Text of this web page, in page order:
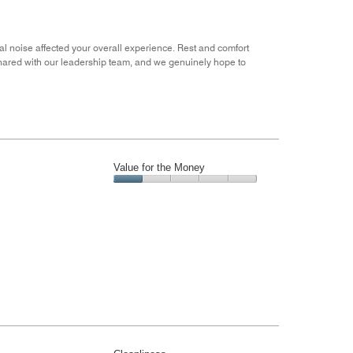
noise affected your overall experience. Rest and comfort
with our leadership team, and we genuinely hope to
Value for the Money